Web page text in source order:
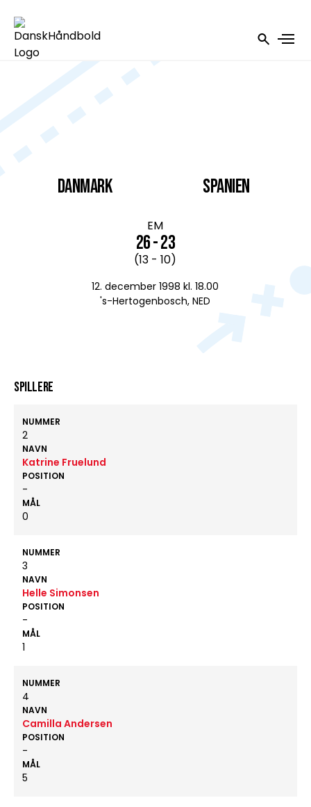
DANMARK
EM
26 - 23
(13 - 10)
12. december 1998 kl. 18.00
's-Hertogenbosch, NED
Spanien
Spillere
NUMMER
2
NAVN
Katrine Fruelund
POSITION
-
MÅL
0
NUMMER
3
NAVN
Helle Simonsen
POSITION
-
MÅL
1
NUMMER
4
NAVN
Camilla Andersen
POSITION
-
MÅL
5